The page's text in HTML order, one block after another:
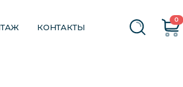
КОНТАКТЫ
0